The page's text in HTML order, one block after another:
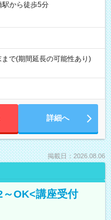
駅から徒歩5分
で(期間延長の可能性あり)
詳細へ
掲載日：2026.08.06
～OK<講座受付